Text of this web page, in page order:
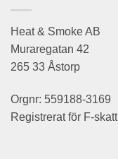
Heat & Smoke AB
Muraregatan 42
265 33 Åstorp
Orgnr: 559188-3169
Registrerat för F-skatt